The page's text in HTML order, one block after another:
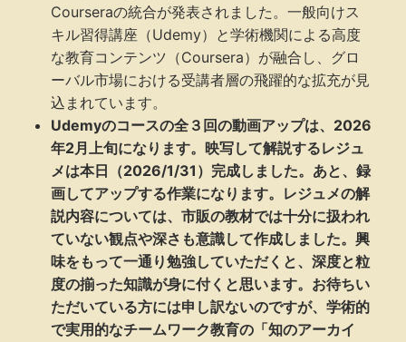
Courseraの統合が発表されました。一般向けス
キル習得講座（Udemy）と学術機関による高度
な教育コンテンツ（Coursera）が融合し、グロ
ーバル市場における受講者層の飛躍的な拡充が見
込まれています。
Udemyのコースの全３回の動画アップは、2026
年2月上旬になります。映写して解説するレジュ
メは本日（2026/1/31）完成しました。あと、録
画してアップする作業になります。レジュメの解
説内容については、市販の教材では十分に扱われ
ていない観点や深さも意識して作成しました。興
味をもって一通り勉強していただくと、深度と粒
度の揃った知識が身に付くと思います。お待ちい
ただいている方には申し訳ないのですが、学術的
で実用的なチームワーク教育の「知のアーカイ